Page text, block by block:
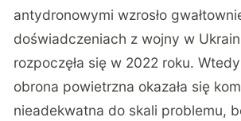
antydronowymi wzrosło
doświadczeniach z wojny w
rozpoczęła się w 2022 roku.
obrona powietrzna okazała się
nieadekwatna do skali problemu,